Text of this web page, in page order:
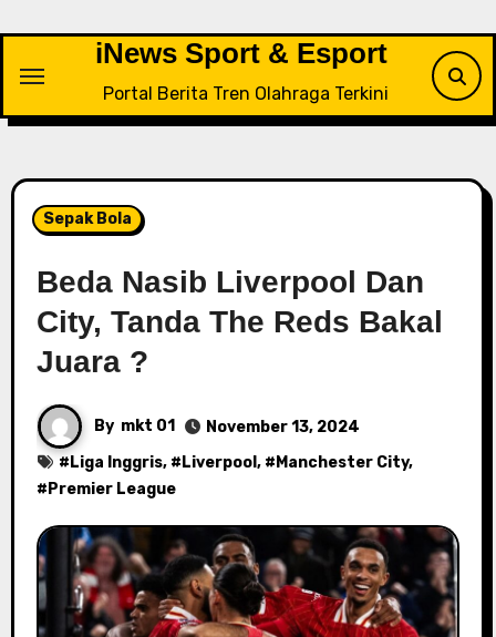
content
iNews Sport & Esport
Portal Berita Tren Olahraga Terkini
Sepak Bola
Beda Nasib Liverpool Dan
City, Tanda The Reds Bakal
Juara ?
By mkt 01
November 13, 2024
# Liga Inggris, # Liverpool , # Manchester City,
# Premier League